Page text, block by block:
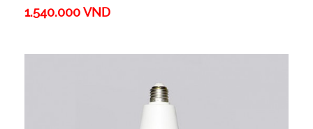
1.540.000 VND